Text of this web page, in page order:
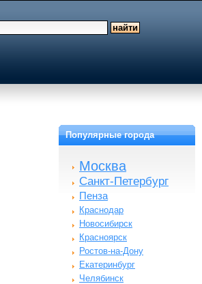
Популярные города
Москва
Санкт-Петербург
Пенза
Краснодар
Новосибирск
Красноярск
Ростов-на-Дону
Екатеринбург
Челябинск